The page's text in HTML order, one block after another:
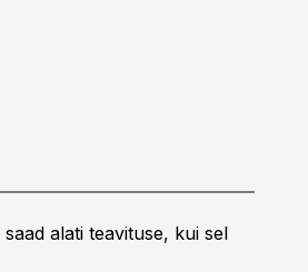
alati teavituse, kui sel